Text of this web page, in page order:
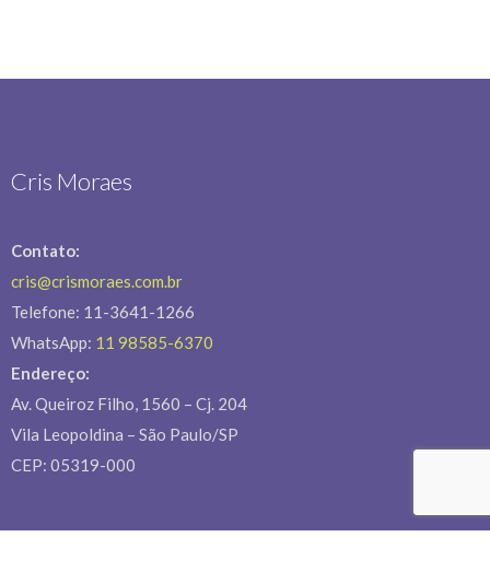
Cris Moraes
Contato:
cris@crismoraes.com.br
Telefone: 11-3641-1266
WhatsApp: 11 98585-6370
Endereço:
Av. Queiroz Filho, 1560 – Cj. 204
Vila Leopoldina – São Paulo/SP
CEP: 05319-000